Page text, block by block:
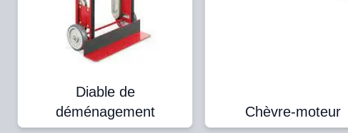
Diable de
déménagement
Chèvre-moteur